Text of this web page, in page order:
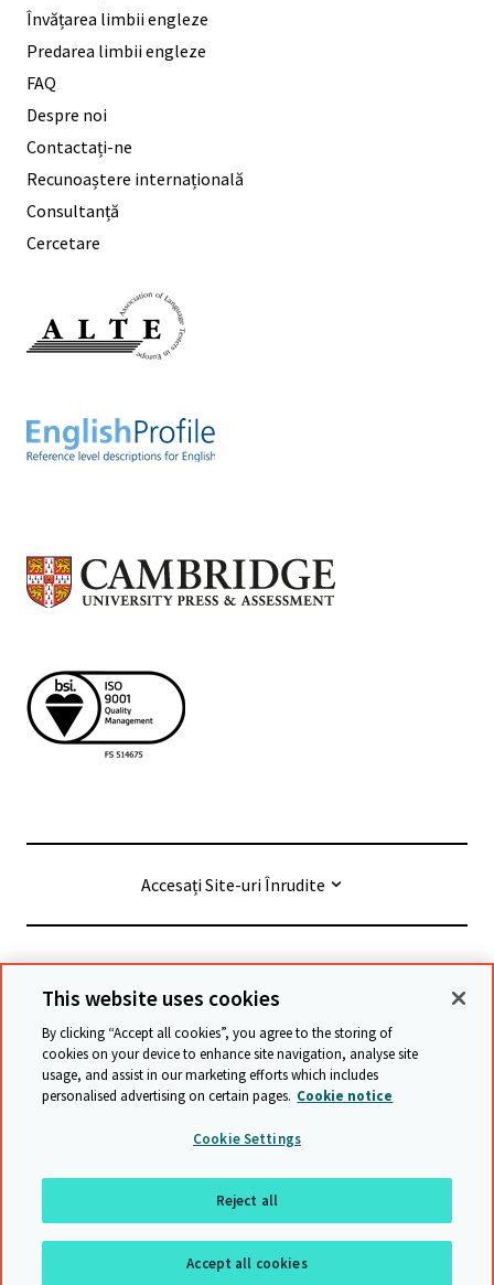
Învățarea limbii engleze
Predarea limbii engleze
FAQ
Despre noi
Contactați-ne
Recunoaștere internațională
Consultanță
Cercetare
Accesați Site-uri Înrudite
© Cambridge University Press & Assessment
Termeni și condiții
Protecția datelor
Accessibility statement
Declarație privind sclavia modernă
Harta site-ului
Înapoi sus
This website uses cookies
By clicking “Accept all cookies”, you agree to the storing of
cookies on your device to enhance site navigation, analyse site
usage, and assist in our marketing efforts which includes
personalised advertising on certain pages. Cookie notice
Cookie Settings
Reject all
Accept all cookies